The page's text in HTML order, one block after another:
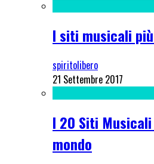
I siti musicali
spiritolibero
21 Settembre 2017
I 20 Siti
mondo